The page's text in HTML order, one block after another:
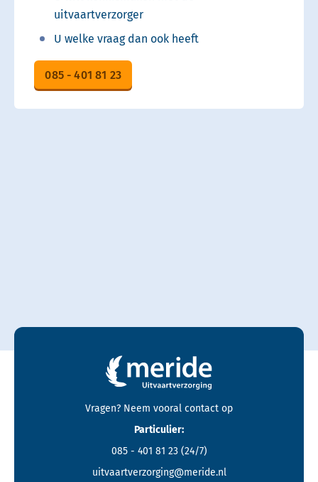
uitvaartverzorger
U welke vraag dan ook heeft
085 - 401 81 23
Contactgegevens en footer menu van Meride
Vragen? Neem vooral contact op
Particulier:
085 - 401 81 23 (24/7)
uitvaartverzorging@meride.nl